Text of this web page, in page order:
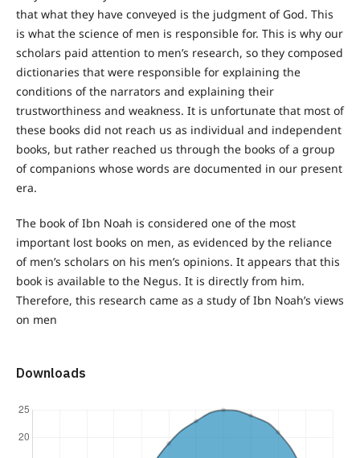
that what they have conveyed is the judgment of God. This
is what the science of men is responsible for. This is why our
scholars paid attention to men’s research, so they composed
dictionaries that were responsible for explaining the
conditions of the narrators and explaining their
trustworthiness and weakness. It is unfortunate that most of
these books did not reach us as individual and independent
books, but rather reached us through the books of a group
of companions whose words are documented in our present
era.
The book of Ibn Noah is considered one of the most
important lost books on men, as evidenced by the reliance
of men’s scholars on his men’s opinions. It appears that this
book is available to the Negus. It is directly from him.
Therefore, this research came as a study of Ibn Noah’s views
on men
Downloads